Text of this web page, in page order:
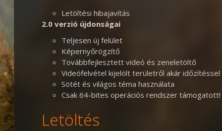
Letöltési hibajavítás
2.0 verzió újdonságai
Teljesen új felület
Képernyőrögzítő
Továbbfejlesztett videó és zeneletöltő
Videófelvétel kijelölt területről akár időzítéssel
Sötét és világos téma használata
Csak 64-bites operációs rendszer támogatott!
Letöltés